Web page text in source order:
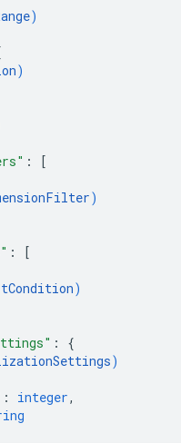
)
)
:
[
)
:
[
)
: {
)
: integer,